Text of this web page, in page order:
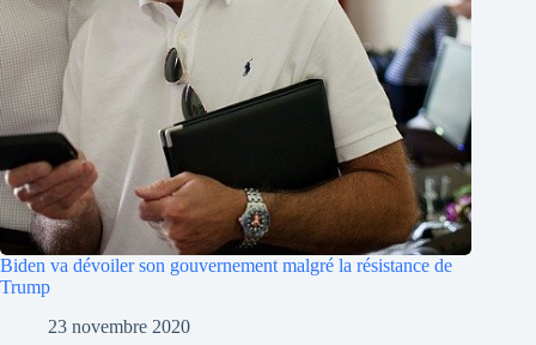
Biden va dévoiler son gouvernement malgré la résistance de
Trump
23 novembre 2020